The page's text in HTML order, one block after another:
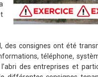
des consignes ont été
téléphone,
des entreprises et